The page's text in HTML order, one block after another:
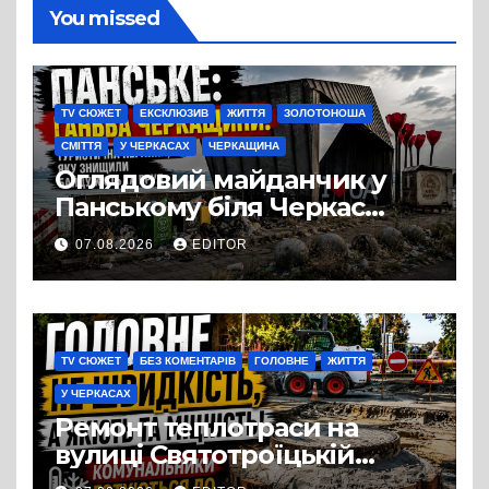
You missed
TV СЮЖЕТ ЕКСКЛЮЗИВ ЖИТТЯ ЗОЛОТОНОША
СМІТТЯ У ЧЕРКАСАХ ЧЕРКАЩИНА
Оглядовий майданчик у
Панському біля Черкас
перетворився на занедбане
сміттєзвалище
07.08.2026 EDITOR
TV СЮЖЕТ БЕЗ КОМЕНТАРІВ ГОЛОВНЕ ЖИТТЯ
У ЧЕРКАСАХ
Ремонт теплотраси на
вулиці Святотроїцькій
затягнувся порівняно із